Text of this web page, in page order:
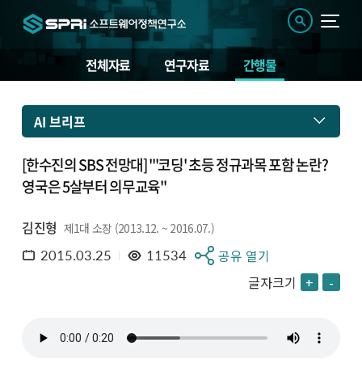
전체자료 연구자료 간행물
AI 브리프
[한수진의 SBS 전망대] "'코딩' 초등 정규과목 포함 논란?
영국은 5살부터 의무교육"
김진형 제1대 소장 (2013.12. ~ 2016.07.)
2015.03.25 11534
공유 열기
글자크기 + -